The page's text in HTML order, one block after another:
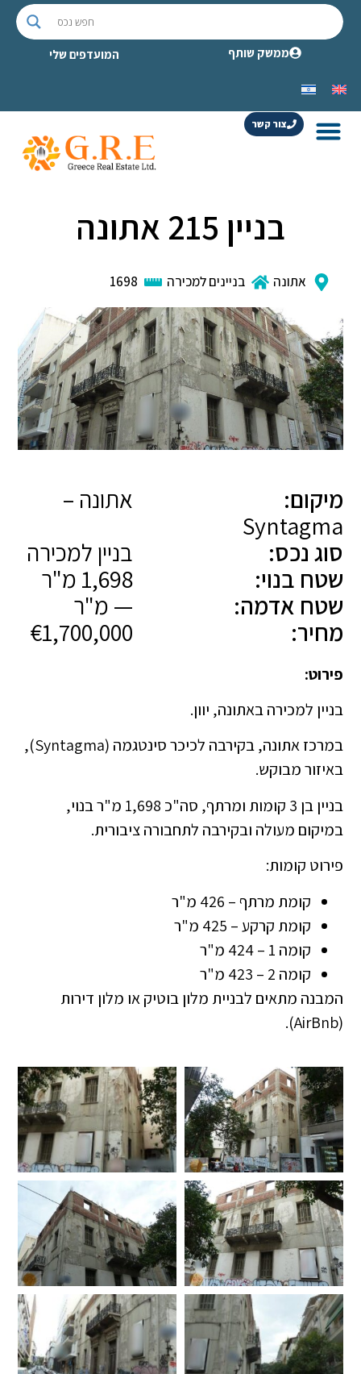
ממשק שותף המועדפים שלי
צור קשר
בניין 215 אתונה
אתונה בניינים למכירה 1698
מיקום:
אתונה –
Syntagma
סוג נכס:
בניין למכירה
שטח בנוי:
1,698 מ"ר
שטח אדמה:
— מ"ר
מחיר:
פירוט:
בניין למכירה באתונה, יוון.
במרכז אתונה, בקירבה לכיכר סינטגמה (Syntagma),
באיזור מבוקש.
בניין בן 3 קומות ומרתף, סה"כ 1,698 מ"ר בנוי,
במיקום מעולה ובקירבה לתחבורה ציבורית.
פירוט קומות:
קומת מרתף – 426 מ"ר
קומת קרקע – 425 מ"ר
קומה 1 – 424 מ"ר
קומה 2 – 423 מ"ר
המבנה מתאים לבניית מלון בוטיק או מלון דירות
(AirBnb).